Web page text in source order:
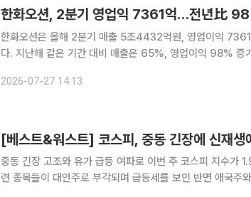
한화오션, 2분기 영업익 7361억…전년比
한화오션은 올해 2분기 매출 5조4432억원, 영업이익
다. 지난해 같은 기간 대비 매출은 65%, 영업이익 98% 증가한 수치다. 매출은
2026-07-27 14:13
중동 긴장 고조와 유가 급등 여파로 이번 주 코스피 지수가
련 종목들이 대안주로 부각되며 급등세를 보인 반면 애국주